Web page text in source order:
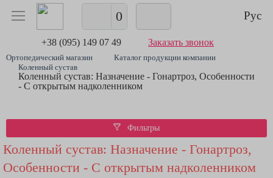
0 Рус
+38 (095) 149 07 49 Заказать звонок
Ортопедический магазин
Каталог продукции компании
Коленный сустав
Коленный сустав: Назначение - Гонартроз, Особенности
- С открытым надколенником
Фильтры
Коленный сустав: Назначение - Гонартроз,
Особенности - С открытым надколенником